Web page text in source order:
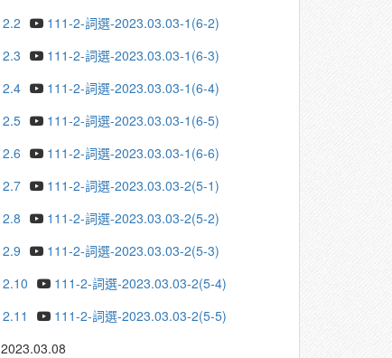
2.2
111-2-詞選-2023.03.03-1(6-2)
2.3
111-2-詞選-2023.03.03-1(6-3)
2.4
111-2-詞選-2023.03.03-1(6-4)
2.5
111-2-詞選-2023.03.03-1(6-5)
2.6
111-2-詞選-2023.03.03-1(6-6)
2.7
111-2-詞選-2023.03.03-2(5-1)
2.8
111-2-詞選-2023.03.03-2(5-2)
2.9
111-2-詞選-2023.03.03-2(5-3)
2.10
111-2-詞選-2023.03.03-2(5-4)
2.11
111-2-詞選-2023.03.03-2(5-5)
2023.03.08